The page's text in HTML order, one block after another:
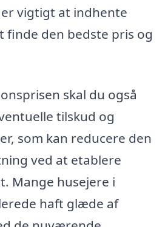
vigtigt at indhente
den bedste pris og
skal du også
tilskud og
som kan reducere den
ved at etablere
Mange husejere i
haft glæde af